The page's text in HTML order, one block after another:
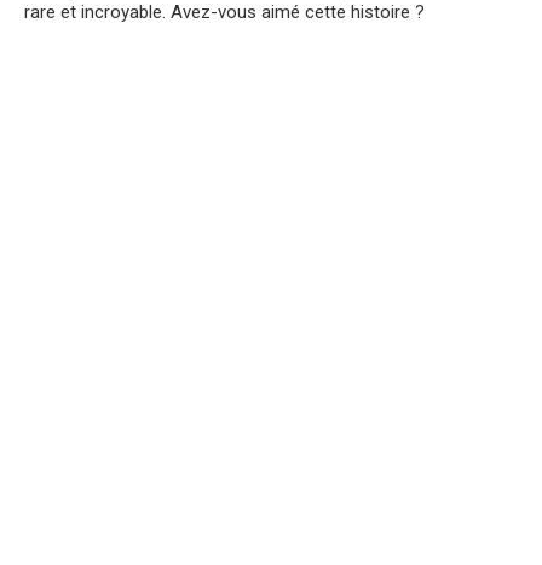
rare et incroyable. Avez-vous aimé cette histoire ?